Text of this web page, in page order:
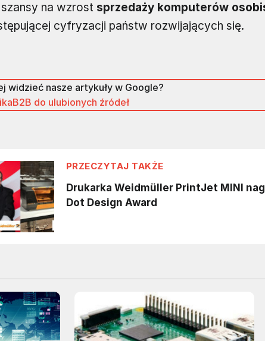
na wzrost sprzedaży komputerów
cyfryzacji państw rozwijających się.
widzieć nasze artykuły w Google?
do ulubionych źródeł